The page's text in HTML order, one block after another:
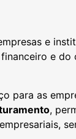
e
e
para as
,